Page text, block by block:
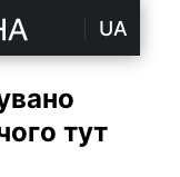
UA
тут